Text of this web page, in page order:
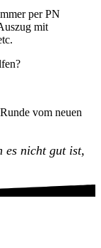
per PN
mit
vom neuen
es nicht gut ist,